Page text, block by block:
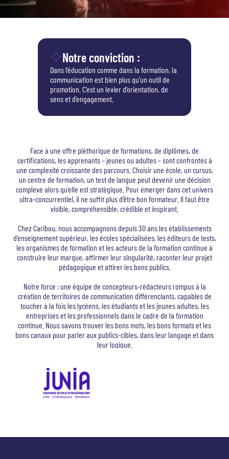
Notre conviction :
Dans l’éducation comme dans la formation, la
communication est bien plus qu’un outil de
promotion. C’est un levier d’orientation, de
sens et d’engagement.
Face à une offre pléthorique de formations, de diplômes, de
certifications, les apprenants – jeunes ou adultes – sont confrontés à
une complexité croissante des parcours. Choisir une école, un cursus,
un centre de formation, un test de langue peut devenir une décision
complexe alors qu’elle est stratégique. Pour émerger dans cet univers
ultra-concurrentiel, il ne suffit plus d’être bon formateur. Il faut être
visible, compréhensible, crédible et inspirant.
Chez Caribou, nous accompagnons depuis 30 ans les établissements
d’enseignement supérieur, les écoles spécialisées, les éditeurs de tests,
les organismes de formation et les acteurs de la formation continue à
construire leur marque, affirmer leur singularité, raconter leur projet
pédagogique et attirer les bons publics.
Notre force : une équipe de concepteurs-rédacteurs rompus à la
création de territoires de communication différenciants, capables de
toucher à la fois les lycéens, les étudiants et les jeunes adultes, les
entreprises et les professionnels dans le cadre de la formation
continue. Nous savons trouver les bons mots, les bons formats et les
bons canaux pour parler aux publics-cibles, dans leur langage et dans
leur logique.